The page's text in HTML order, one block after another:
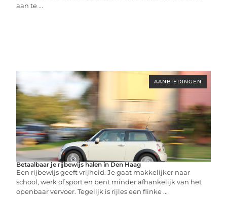
aan te ...
AANBIEDINGEN
Betaalbaar je rijbewijs halen in Den Haag
Een rijbewijs geeft vrijheid. Je gaat makkelijker naar
school, werk of sport en bent minder afhankelijk van het
openbaar vervoer. Tegelijk is rijles een flinke ...